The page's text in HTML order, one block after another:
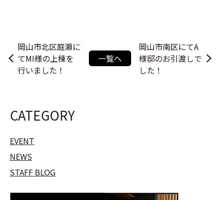
岡山市北区庭瀬に
てMI様の上棟を
行いました！
一覧へ
岡山市南区にてA
様邸のお引渡しで
した！
CATEGORY
EVENT
NEWS
STAFF BLOG